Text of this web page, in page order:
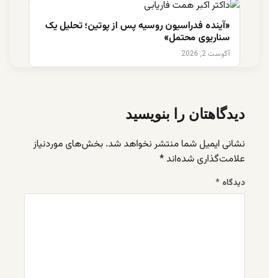
«آینده فدراسیون روسیه پس از پوتین؛ تحلیل یک
سناریوی محتمل»
آگوست 2, 2026
دیدگاهتان را بنویسید
نشانی ایمیل شما منتشر نخواهد شد. بخش‌های موردنیاز
علامت‌گذاری شده‌اند *
دیدگاه *